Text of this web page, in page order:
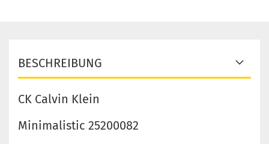
BESCHREIBUNG
CK Calvin Klein
Minimalistic 25200082